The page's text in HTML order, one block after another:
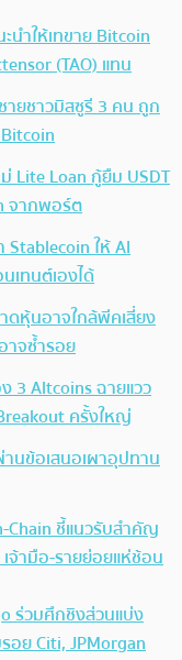
นำให้เทขาย Bitcoin
(TAO) แทน
ายชาวมิสซูรี 3 คน ถูก
Lite Loan กู้ยืม USDT
จากพอร์ต
Stablecoin ให้ AI
เทนต์เองได้
ดหุ้นอาจใกล้พีคเสี่ยง
าจซ้ำรอย
3 Altcoins ฉายแวว
ครั้งใหญ่
นข้อเสนอเผาอุปทาน
Chain ชี้แนวรับสำคัญ
จ้ามือ-รายย่อยแห่ช้อน
ร่วมศึกชิงส่วนแบ่ง
อย Citi, JPMorgan